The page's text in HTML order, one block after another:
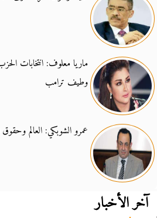
ماريا معلوف: انتخابات
وطيف ترامب
عمرو الشوبكي: العالم وحقوق
آخر الأخبار